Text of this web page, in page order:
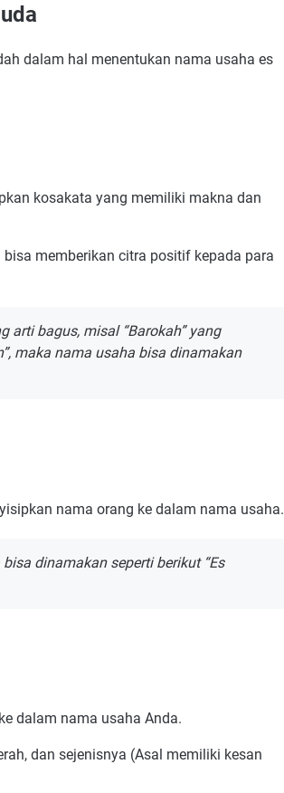
dalam hal menentukan nama usaha es
kosakata yang memiliki makna dan
memberikan citra positif kepada para
arti bagus, misal “Barokah” yang
maka nama usaha bisa dinamakan
nama orang ke dalam nama usaha.
dinamakan seperti berikut “Es
dalam nama usaha Anda.
dan sejenisnya (Asal memiliki kesan